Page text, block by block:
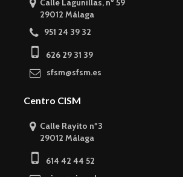
Calle Lagunillas, nº 59
29012 Málaga
951 24 39 32
626 29 31 39
sfsm@sfsm.es
Centro CISM
Calle Rayito nº3
29012 Málaga
614 42 44 52